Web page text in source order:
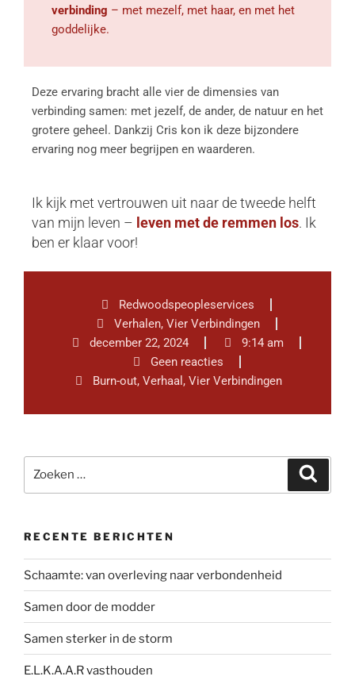
verbinding – met mezelf, met haar, en met het
goddelijke.
Deze ervaring bracht alle vier de dimensies van
verbinding samen: met jezelf, de ander, de natuur en het
grotere geheel. Dankzij Cris kon ik deze bijzondere
ervaring nog meer begrijpen en waarderen.
Ik kijk met vertrouwen uit naar de tweede helft
van mijn leven – leven met de remmen los. Ik
ben er klaar voor!
Redwoodspeopleservices
Verhalen, Vier Verbindingen
december 22, 2024
9:14 am
Geen reacties
Burn-out, Verhaal , Vier Verbindingen
RECENTE BERICHTEN
Schaamte: van overleving naar verbondenheid
Samen door de modder
Samen sterker in de storm
E.L.K.A.A.R vasthouden